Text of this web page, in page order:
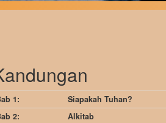
1:
Siapakah Tuhan?
2:
Alkitab